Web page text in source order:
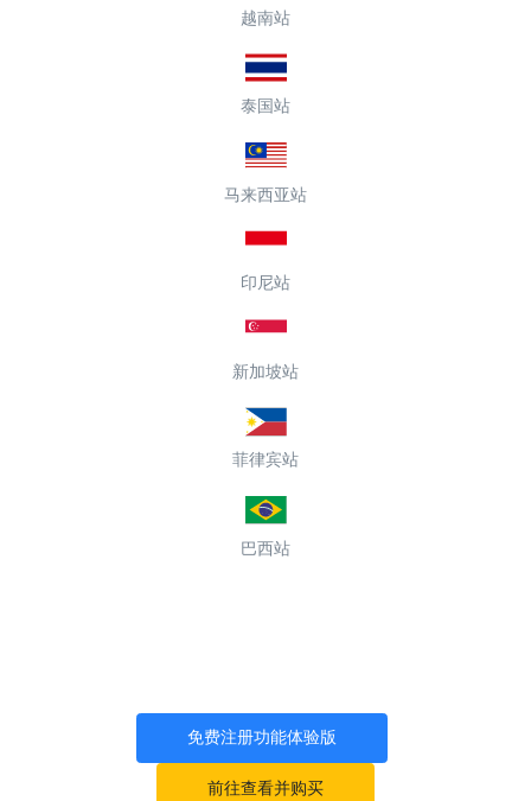
越南站
泰国站
马来西亚站
印尼站
新加坡站
菲律宾站
巴西站
免费注册功能体验版
前往查看并购买